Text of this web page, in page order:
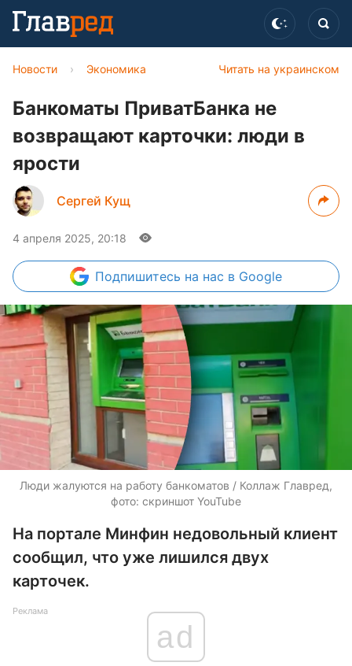
Читать на украинском
Новости › Экономика
Банкоматы ПриватБанка не
возвращают карточки: люди в
ярости
Сергей Кущ
4 апреля 2025, 20:18
Подпишитесь на нас в Google
Люди жалуются на работу банкоматов / Коллаж Главред,
фото: скриншот YouTube
На портале Минфин недовольный клиент
сообщил, что уже лишился двух
карточек.
Реклама
ad